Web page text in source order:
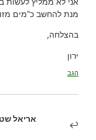
מנת להחשב כ”מים
בהצלחה,
ירון
הגב
אריאל